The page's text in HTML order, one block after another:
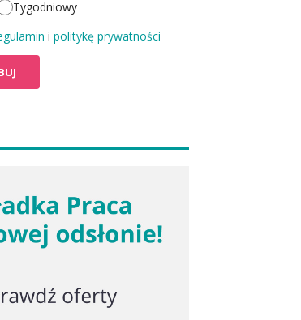
Tygodniowy
i politykę prywatności